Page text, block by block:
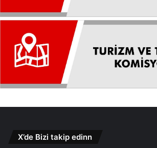
X’de Bizi takip edinn